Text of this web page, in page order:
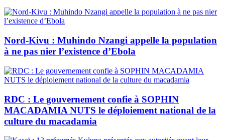
Nord-Kivu : Muhindo Nzangi appelle la population
à ne pas nier l’existence d’Ebola
RDC : Le gouvernement confie à SOPHIN
MACADAMIA NUTS le déploiement national de la
culture du macadamia